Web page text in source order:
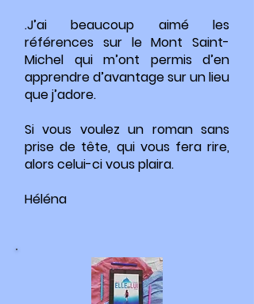
.J’ai beaucoup aimé les
références sur le Mont Saint-
Michel qui m’ont permis d’en
apprendre d’avantage sur un lieu
que j’adore.
Si vous voulez un roman sans
prise de tête, qui vous fera rire,
alors celui-ci vous plaira.
Héléna